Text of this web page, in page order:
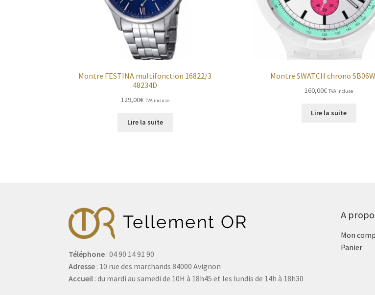
Montre FESTINA multifonction 16822/3
48234D
129,00€ TVA incluse
Lire la suite
Montre SWATCH chrono
160,00€ TVA incluse
Lire la suite
Téléphone : 04 90 14 91 90
Adresse : 10 rue des marchands 84000 Avignon
Accueil : du mardi au samedi de 10H à 18h45 et les lundis de 14h à 18h30
A
Mon
Panier